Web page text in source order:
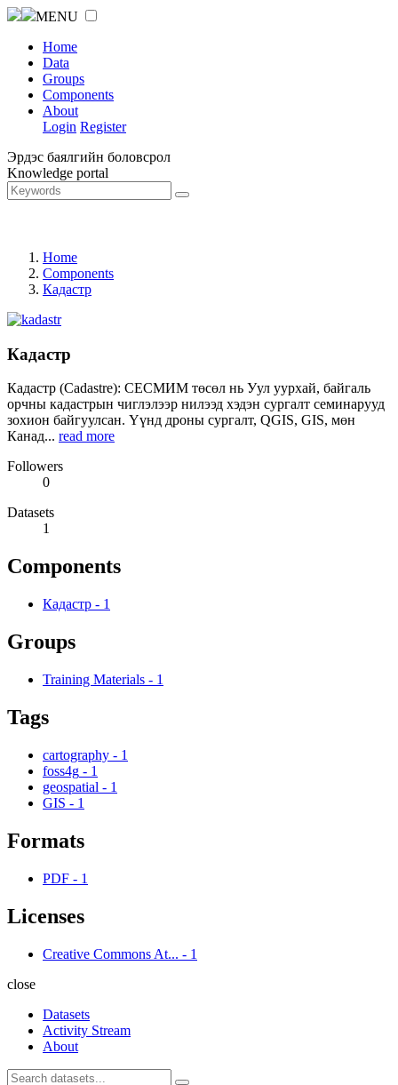
MENU
Home
Data
Groups
Components
About
Login Register
Эрдэс баялгийн боловсрол
Knowledge portal
Home
Components
Кадастр
Кадастр
Кадастр (Cadastre): СЕСМИМ төсөл нь Уул уурхай, байгаль
орчны кадастрын чиглэлээр нилээд хэдэн сургалт семинарууд
зохион байгуулсан. Үүнд дроны сургалт, QGIS, GIS, мөн
Канад... read more
Followers
0
Datasets
1
Components
Кадастр - 1
Groups
Training Materials - 1
Tags
cartography - 1
foss4g - 1
geospatial - 1
GIS - 1
Formats
PDF - 1
Licenses
Creative Commons At... - 1
close
Datasets
Activity Stream
About